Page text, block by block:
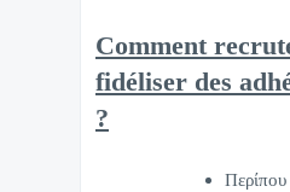
Comment
fidéliser des
?